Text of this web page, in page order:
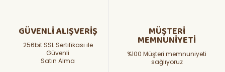
GÜVENLİ ALIŞVERİŞ
256bit SSL Sertifikası ile
Güvenli
Satın Alma
MÜŞTERİ
MEMNUNİYETİ
%100 Müşteri memnuniyeti
sağlıyoruz